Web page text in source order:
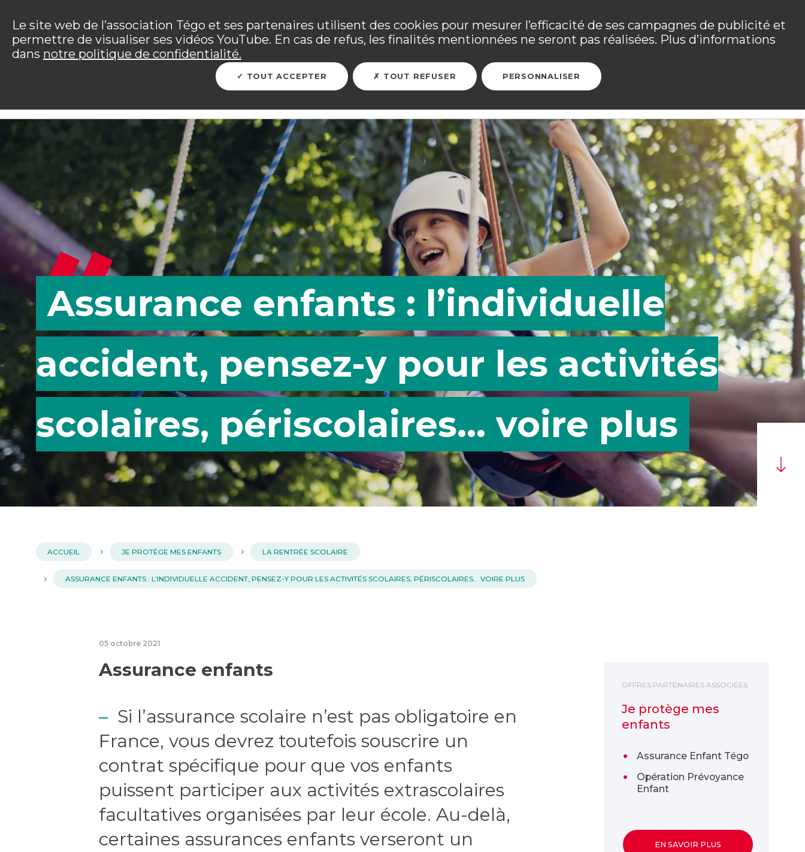
Vous êtes sur le site Tégo
ME PROTÉGER ASSURER MES BIENS L'ASSOCIATION
Assurance enfants : l’individuelle
accident, pensez-y pour les activités
scolaires, périscolaires… voire plus
ACCUEIL JE PROTÈGE MES ENFANTS LA RENTRÉE SCOLAIRE
ASSURANCE ENFANTS : L’INDIVIDUELLE ACCIDENT, PENSEZ-Y POUR LES ACTIVITÉS SCOLAIRES, PÉRISCOLAIRES… VOIRE PLUS
05 octobre 2021
Assurance enfants
Si l’assurance scolaire n’est pas obligatoire en
France, vous devrez toutefois souscrire un
contrat spécifique pour que vos enfants
puissent participer aux activités extrascolaires
facultatives organisées par leur école. Au-delà,
certaines assurances enfants verseront un
OFFRES PARTENAIRES ASSOCIÉES
Je protège mes
enfants
Assurance Enfant Tégo
Opération Prévoyance
Enfant
EN SAVOIR PLUS
Le site web de l’association Tégo et ses partenaires utilisent des cookies pour mesurer l’efficacité de ses campagnes de publicité et
permettre de visualiser ses vidéos YouTube. En cas de refus, les finalités mentionnées ne seront pas réalisées. Plus d’informations
dans notre politique de confidentialité.
TOUT ACCEPTER TOUT REFUSER PERSONNALISER